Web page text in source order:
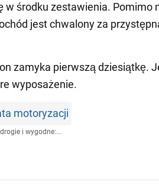
w środku zestawienia. Pomimo
jest chwalony za
zamyka pierwszą dziesiątkę.
wyposażenie.
motoryzacji
i wygodne:...